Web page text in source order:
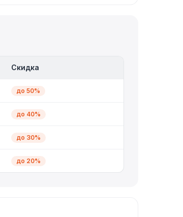
Скидка
до 50%
до 40%
до 30%
до 20%